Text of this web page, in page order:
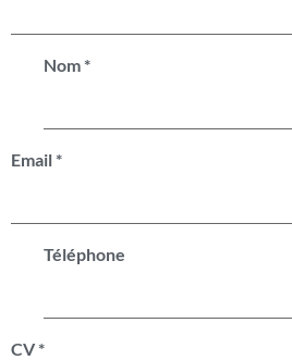
Nom*
Email*
Téléphone
CV*